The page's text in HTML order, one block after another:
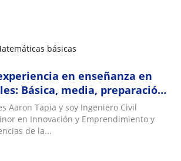
básicas
en enseñanza en
Básica, media, preparación
nivel universitario
Aaron Tapia y soy Ingeniero Civil
en Innovación y Emprendimiento y
de la...